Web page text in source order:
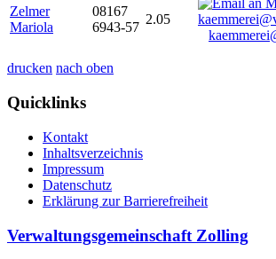
Zelmer
Mariola
08167
6943-57
2.05
drucken nach oben
Quicklinks
Kontakt
Inhaltsverzeichnis
Impressum
Datenschutz
Erklärung zur Barrierefreiheit
Verwaltungsgemeinschaft Zolling